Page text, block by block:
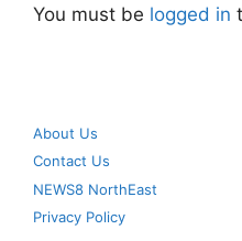
You must be logged in
About Us
Contact Us
NEWS8 NorthEast
Privacy Policy